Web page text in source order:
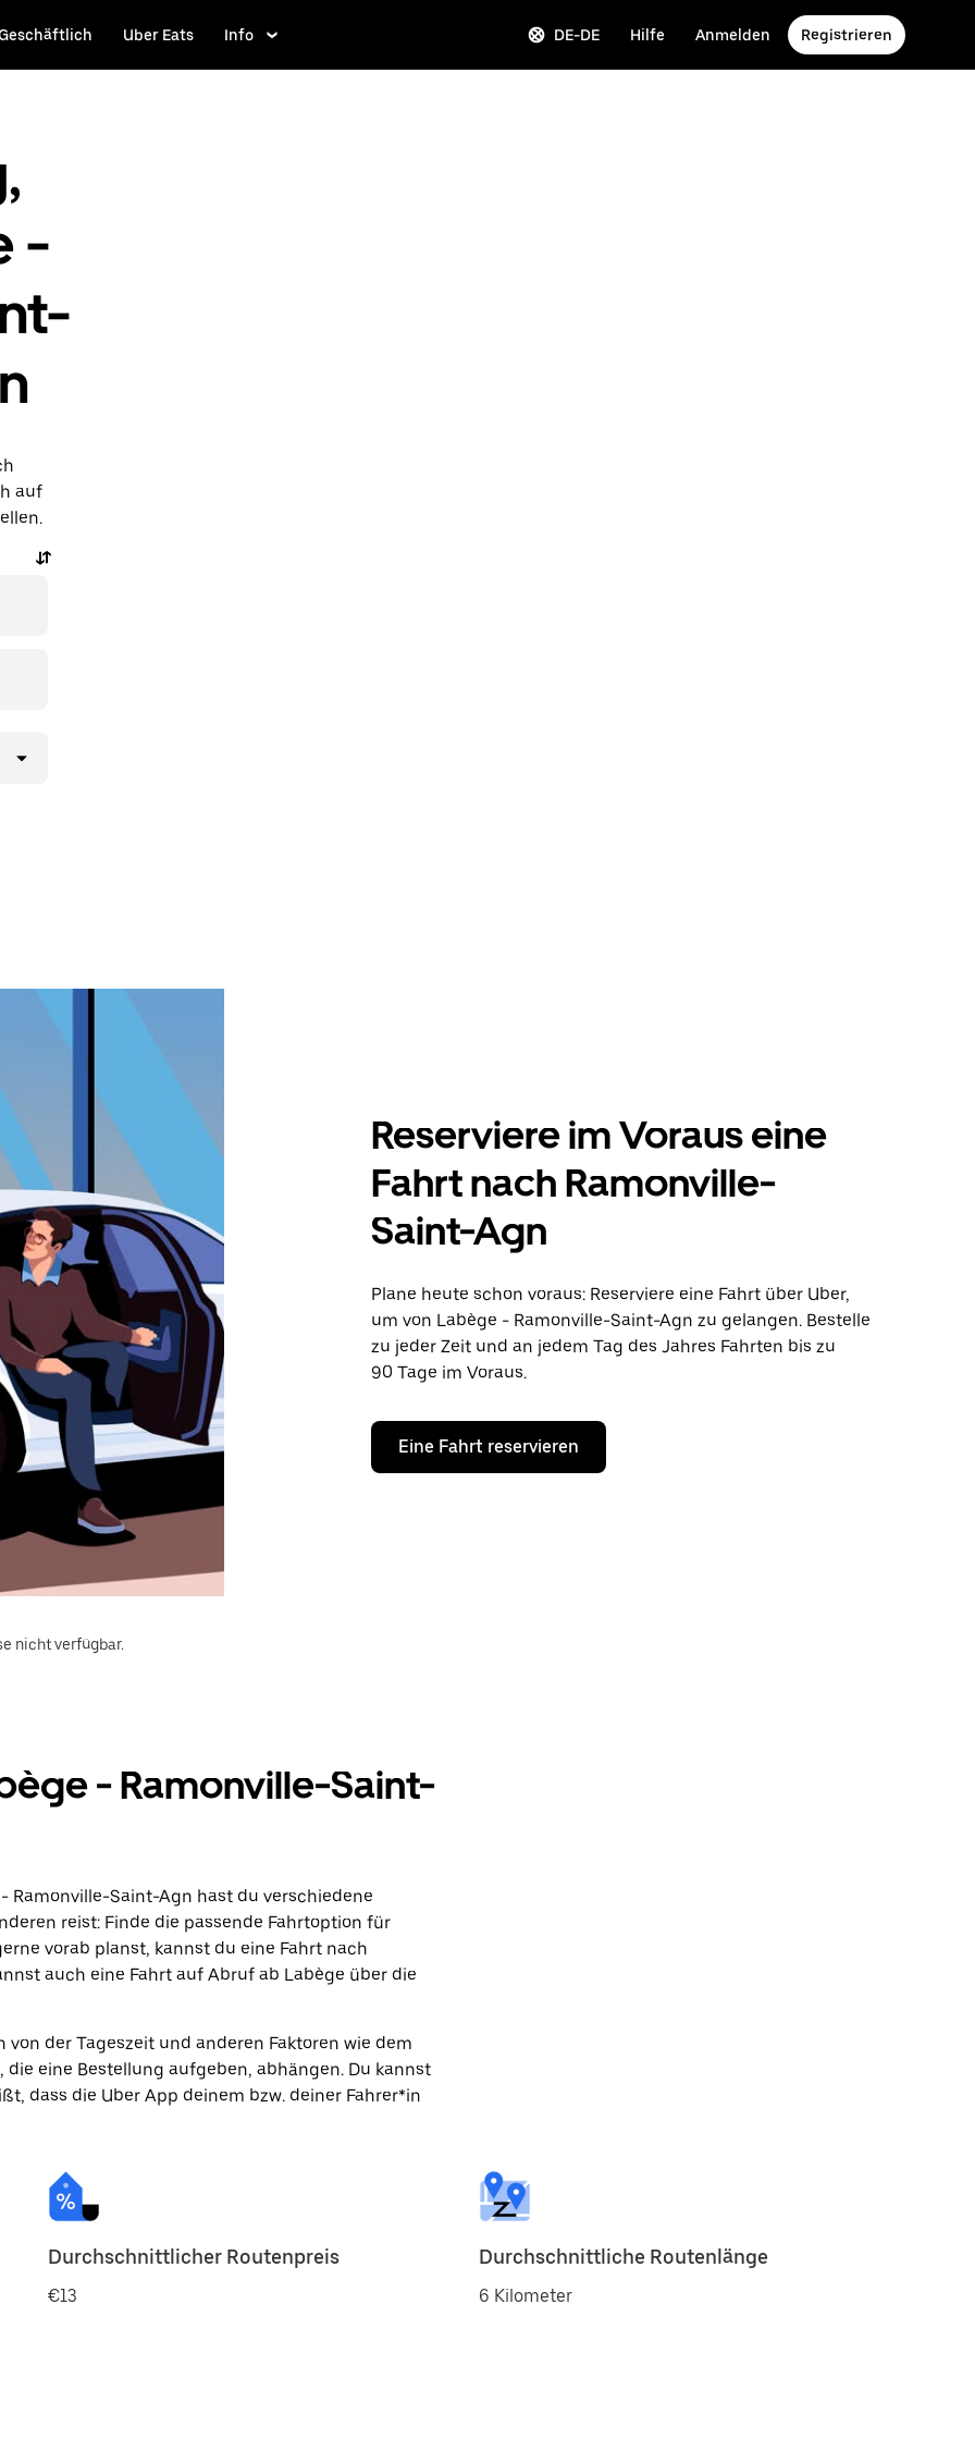
Uber Eats Info DE-DE Hilfe Anmelden Registrieren
-
auf
Reserviere im Voraus eine
Fahrt nach Ramonville-
Saint-Agn
Plane heute schon voraus: Reserviere eine Fahrt über Uber,
um von Labège - Ramonville-Saint-Agn zu gelangen. Bestelle
zu jeder Zeit und an jedem Tag des Jahres Fahrten bis zu
90 Tage im Voraus.
Eine Fahrt reservieren
nicht verfügbar.
- Ramonville-Saint-
Ramonville-Saint-Agn hast du verschiedene
reist: Finde die passende Fahrtoption für
vorab planst, kannst du eine Fahrt nach
auch eine Fahrt auf Abruf ab Labège über die
der Tageszeit und anderen Faktoren wie dem
eine Bestellung aufgeben, abhängen. Du kannst
dass die Uber App deinem bzw. deiner Fahrer*in
Durchschnittlicher Routenpreis
€13
Durchschnittliche Routenlänge
6 Kilometer